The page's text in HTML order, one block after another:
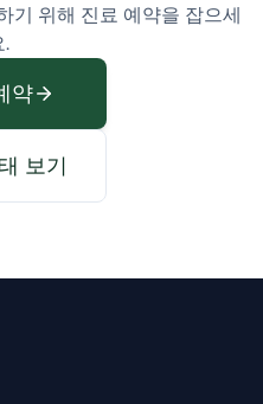
기 위해 진료 예약을 잡으세
.
약
보기